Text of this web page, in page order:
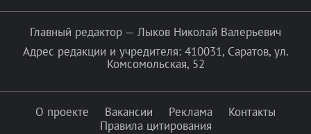
Главный редактор — Лыков Николай Валерьевич
Адрес редакции и учредителя: 410031, Саратов, ул.
Комсомольская, 52
О проекте Вакансии Реклама
Контакты
Правила цитирования